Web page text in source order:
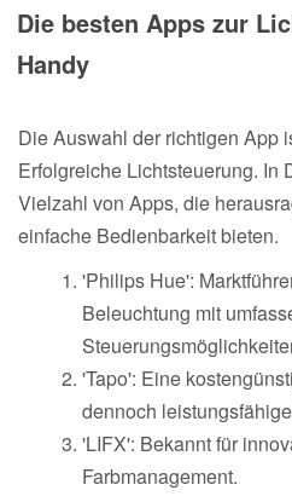
Die besten Apps zur
Handy
Die Auswahl der richtigen App
Erfolgreiche Lichtsteuerung. In
Vielzahl von Apps, die
einfache Bedienbarkeit bieten.
'Philips Hue':
Beleuchtung mit
'Tapo': Eine
dennoch
'LIFX': Bekannt für
Farbmanagement.